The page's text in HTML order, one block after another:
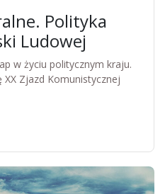
Polityka
Ludowej
w życiu politycznym kraju.
Zjazd Komunistycznej